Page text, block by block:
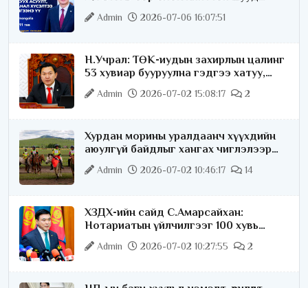
ярилцана
Admin 2026-07-06 16:07:51
Н.Учрал: ТӨК-иудын захирлын цалинг
53 хувиар бууруулна гэдгээ хатуу,
хариуцлагатайгаар хэлье
Admin 2026-07-02 15:08:17 2
Хурдан морины уралдаанч хүүхдийн
аюулгүй байдлыг хангах чиглэлээр
ажиллаж байна
Admin 2026-07-02 10:46:17 14
ХЗДХ-ийн сайд С.Амарсайхан:
Нотариатын үйлчилгээг 100 хувь
цахимжуулна
Admin 2026-07-02 10:27:55 2